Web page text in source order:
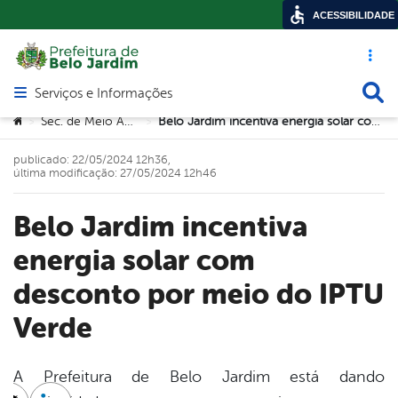
Acesso
Abrir menu principal de navegação
Serviços e Informações
Você está aqui:
> Sec. de Meio Ambiente > Belo Jardim incentiva energia solar com desconto por meio do IPTU Verde
Belo Jardim incentiva
energia solar com
desconto por meio do IPTU
Verde
publicado: 22/05/2024 12h36,
última modificação: 27/05/2024 12h46
A Prefeitura de Belo Jardim está dando
ACESSIBILIDADE